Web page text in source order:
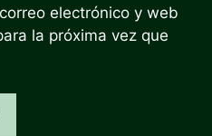
electrónico y web
la próxima vez que